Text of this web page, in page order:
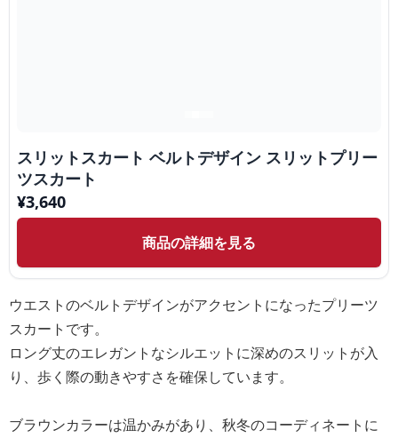
スリットスカート ベルトデザイン スリットプリー
ツスカート
¥3,640
商品の詳細を見る
ウエストのベルトデザインがアクセントになったプリーツ
スカートです。
ロング丈のエレガントなシルエットに深めのスリットが入
り、歩く際の動きやすさを確保しています。
ブラウンカラーは温かみがあり、秋冬のコーディネートに